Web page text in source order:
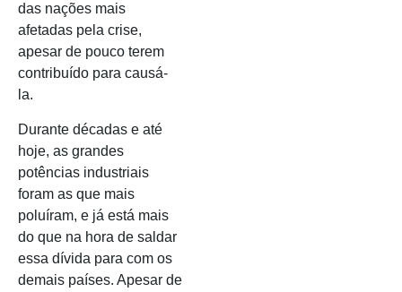
das nações mais
afetadas pela crise,
apesar de pouco terem
contribuído para causá-
la.
Durante décadas e até
hoje, as grandes
potências industriais
foram as que mais
poluíram, e já está mais
do que na hora de saldar
essa dívida para com os
demais países. Apesar de